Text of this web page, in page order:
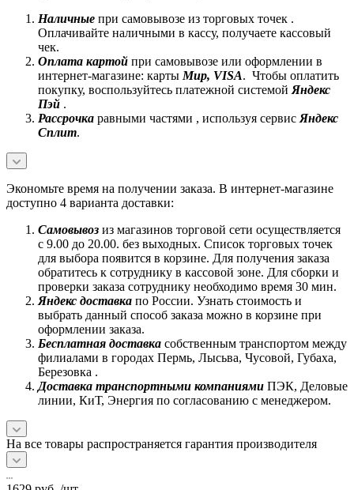
Наличные при самовывозе из торговых точек .
Оплачивайте наличными в кассу, получаете кассовый
чек.
Оплата картой при самовывозе или оформлении в
интернет-магазине: карты Mир, VISA. Чтобы оплатить
покупку, воспользуйтесь платежной системой Яндекс
Пэй .
Рассрочка равными частями , используя сервис Яндекс
Сплит.
Экономьте время на получении заказа. В интернет-магазине
доступно 4 варианта доставки:
Самовывоз из магазинов торговой сети осуществляется
с 9.00 до 20.00. без выходных. Список торговых точек
для выбора появится в корзине. Для получения заказа
обратитесь к сотруднику в кассовой зоне. Для сборки и
проверки заказа сотруднику необходимо время 30 мин.
Яндекс доставка по России. Узнать стоимость и
выбрать данный способ заказа можно в корзине при
оформлении заказа.
Бесплатная доставка собственным транспортом между
филиалами в городах Пермь, Лысьва, Чусовой, Губаха,
Березовка .
Доставка транспортными компаниями ПЭК, Деловые
линии, КиТ, Энергия по согласованию с менеджером.
На все товары распространяется гарантия производителя